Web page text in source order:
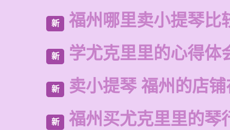
新 福州哪里卖小提琴比
新 学尤克里里的心得体
新 卖小提琴 福州的店
新 福州买尤克里里的琴